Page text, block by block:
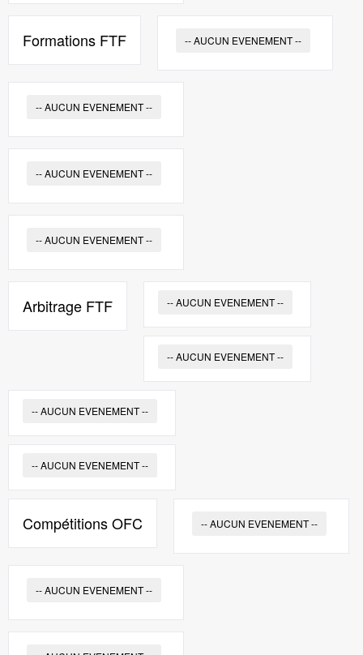
Formations FTF -- AUCUN EVENEMENT --
-- AUCUN EVENEMENT --
-- AUCUN EVENEMENT --
-- AUCUN EVENEMENT --
Arbitrage FTF -- AUCUN EVENEMENT --
-- AUCUN EVENEMENT --
-- AUCUN EVENEMENT --
-- AUCUN EVENEMENT --
Compétitions OFC -- AUCUN EVENEMENT --
-- AUCUN EVENEMENT --